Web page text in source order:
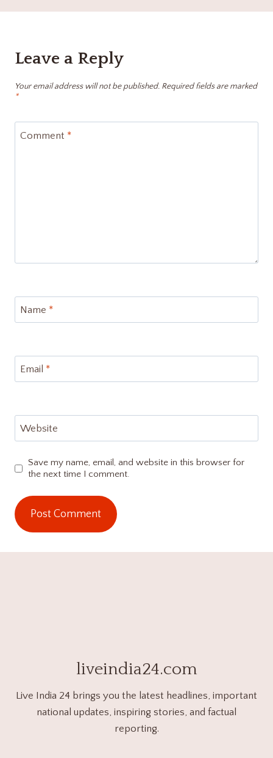
Leave a Reply
Your email address will not be published. Required fields are marked
*
Comment *
Name *
Email *
Website
Save my name, email, and website in this browser for
the next time I comment.
liveindia24.com
Live India 24 brings you the latest headlines, important
national updates, inspiring stories, and factual
reporting.